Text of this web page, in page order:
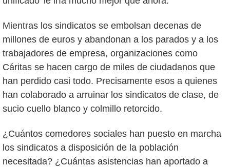
Mientras los sindicatos se embolsan decenas de
millones de euros y abandonan a los parados y a los
trabajadores de empresa, organizaciones como
Cáritas se hacen cargo de miles de ciudadanos que
han perdido casi todo. Precisamente esos a quienes
han colaborado a arruinar los sindicatos de clase, de
sucio cuello blanco y colmillo retorcido.
¿Cuántos comedores sociales han puesto en marcha
los sindicatos a disposición de la población
necesitada? ¿Cuántas asistencias han aportado a